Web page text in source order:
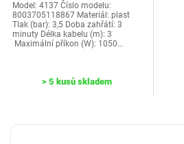
Model: 4137 ‎Číslo modelu:
8003705118867 Materiál: plast
Tlak (bar): 3,5 Doba zahřátí: 3
minuty Délka kabelu (m): 3
Maximální příkon (W): 1050…
> 5 kusů skladem